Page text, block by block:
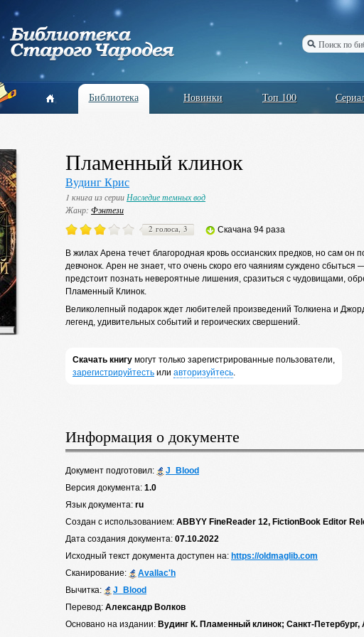
Библиотека Новинки Топ 100
Пламенный клинок
Вудинг Крис
1 книга из серии Наследие темных вод
Жанр: Фэнтези
2 голоса, 3 Скачана 94 раза
В жилах Арена течет благородная кровь оссианских предков, но сам
девчонок. Арен не знает, что очень скоро его чаяниям суждено
предстоит познать невероятные лишения, сразиться с чудовищами,
Пламенный Клинок.
Великолепный подарок ждет любителей произведений Толкиена и
легенд, удивительных событий и героических свершений.
Скачать книгу могут только зарегистрированные пользователи,
зарегистрируйтесть или авторизуйтесь.
Информация о документе
Документ подготовил:
J_Blood
Версия документа: 1.0
Язык документа: ru
Создан с использованием: ABBYY FineReader 12, FictionBook Editor
Дата создания документа: 07.10.2022
Исходный текст документа доступен на: https://oldmaglib.com
Сканирование:
Avallac'h
Вычитка:
J_Blood
Перевод: Александр Волков
Основано на издании: Вудинг К. Пламенный клинок; Санкт-